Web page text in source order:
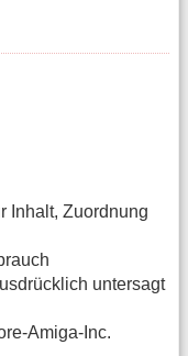
Inhalt, Zuordnung
untersagt
Amiga-Inc.